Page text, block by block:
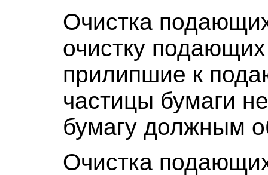
Очистка
очистку
прилипшие к
частицы бумаги
бумагу должным
Очистка